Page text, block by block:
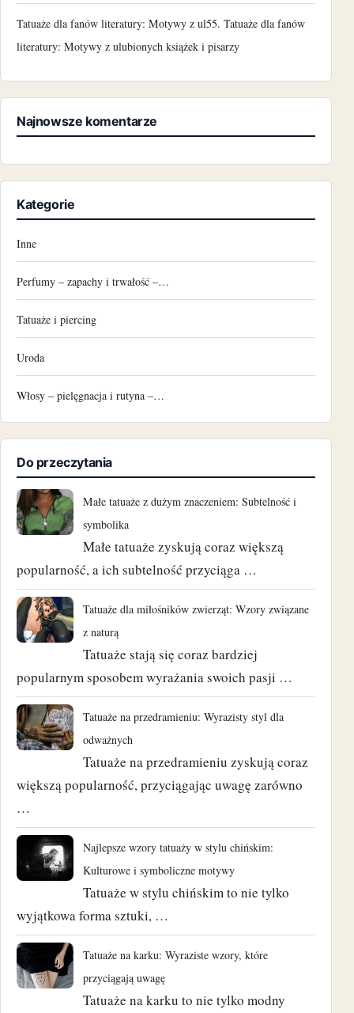
Tatuaże dla fanów literatury: Motywy z ul55. Tatuaże dla fanów
literatury: Motywy z ulubionych książek i pisarzy
Najnowsze komentarze
Kategorie
Inne
Perfumy – zapachy i trwałość –…
Tatuaże i piercing
Uroda
Włosy – pielęgnacja i rutyna –…
Do przeczytania
Małe tatuaże z dużym znaczeniem: Subtelność i
symbolika
Małe tatuaże zyskują coraz większą
popularność, a ich subtelność przyciąga …
Tatuaże dla miłośników zwierząt: Wzory związane
z naturą
Tatuaże stają się coraz bardziej
popularnym sposobem wyrażania swoich pasji …
Tatuaże na przedramieniu: Wyrazisty styl dla
odważnych
Tatuaże na przedramieniu zyskują coraz
większą popularność, przyciągając uwagę zarówno
…
Najlepsze wzory tatuaży w stylu chińskim:
Kulturowe i symboliczne motywy
Tatuaże w stylu chińskim to nie tylko
wyjątkowa forma sztuki, …
Tatuaże na karku: Wyraziste wzory, które
przyciągają uwagę
Tatuaże na karku to nie tylko modny